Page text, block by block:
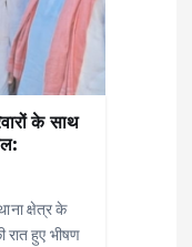
के साथ
क्षेत्र के
रात हुए भीषण